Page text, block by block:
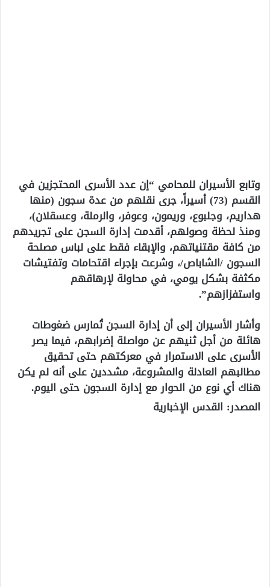
وتابع الأسيران للمحامي “إن عدد الأسرى المحتجزين في
القسم (73) أسيراً، جرى نقلهم من عدة سجون (منها
هداريم، وجلبوع، وريمون، وعوفر، والرملة، وعسقلان)،
ومنذ لحظة وصولهم، أقدمت إدارة السجن على تجريدهم
من كافة مقتنياتهم، والإبقاء فقط على لباس مصلحة
السجون /الشاباص/، وشرعت بإجراء اقتحامات وتفتيشات
مكثفة بشكل يومي، في محاولة لإرهاقهم
واستفزازهم”.
وأشار الأسيران إلى أن إدارة السجن تُمارس ضغوطات
هائلة من أجل ثنيهم عن مواصلة إضرابهم، فيما يصر
الأسرى على الاستمرار في معركتهم حتى تحقيق
مطالبهم العادلة والمشروعة، مشددين على أنه لم يكن
هناك أي نوع من الحوار مع إدارة السجون حتى اليوم.
المصدر: القدس الإخبارية